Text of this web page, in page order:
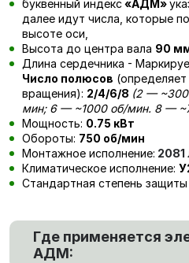
буквенный индекс «АДМ»
далее идут числа, которые
высоте оси,
Высота до центра вала 90
Длина сердечника -
Число полюсов
вращения): 2/4/6/8 (2—
мин; 6 — ~1000 об/мин. 8 —
Мощность: 0.75 кВт
Обороты: 750 об/мин
Монтажное исполнение: 2081
Климатическое исполнение:
Стандартная степень защиты
Где применяется
АДМ: